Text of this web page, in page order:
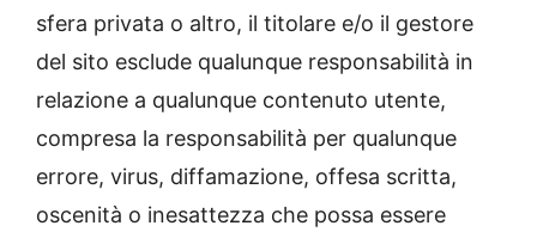
sfera privata o altro, il titolare e/o il gestore
del sito esclude qualunque responsabilità in
relazione a qualunque contenuto utente,
compresa la responsabilità per qualunque
errore, virus, diffamazione, offesa scritta,
oscenità o inesattezza che possa essere